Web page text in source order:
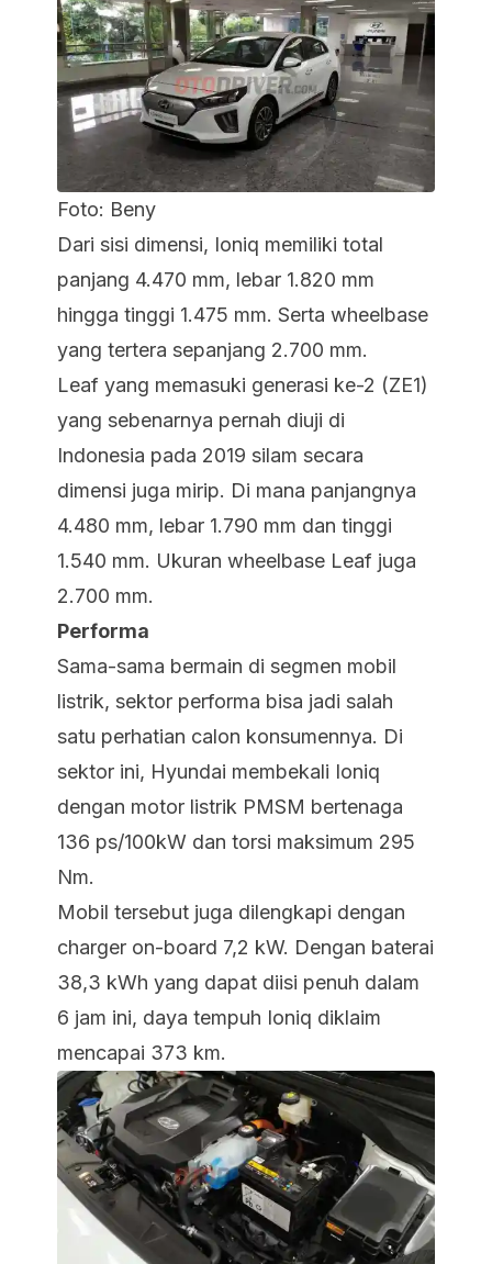
Foto: Beny
Dari sisi dimensi, Ioniq memiliki total
panjang 4.470 mm, lebar 1.820 mm
hingga tinggi 1.475 mm. Serta wheelbase
yang tertera sepanjang 2.700 mm.
Leaf yang memasuki generasi ke-2 (ZE1)
yang sebenarnya pernah diuji di
Indonesia pada 2019 silam secara
dimensi juga mirip. Di mana panjangnya
4.480 mm, lebar 1.790 mm dan tinggi
1.540 mm. Ukuran wheelbase Leaf juga
2.700 mm.
Performa
Sama-sama bermain di segmen mobil
listrik, sektor performa bisa jadi salah
satu perhatian calon konsumennya. Di
sektor ini, Hyundai membekali Ioniq
dengan motor listrik PMSM bertenaga
136 ps/100kW dan torsi maksimum 295
Nm.
Mobil tersebut juga dilengkapi dengan
charger on-board 7,2 kW. Dengan baterai
38,3 kWh yang dapat diisi penuh dalam
6 jam ini, daya tempuh Ioniq diklaim
mencapai 373 km.